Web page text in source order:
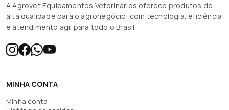
A Agrovet Equipamentos Veterinários oferece produtos de
alta qualidade para o agronegócio, com tecnologia, eficiência
e atendimento ágil para todo o Brasil.
MINHA CONTA
Minha conta